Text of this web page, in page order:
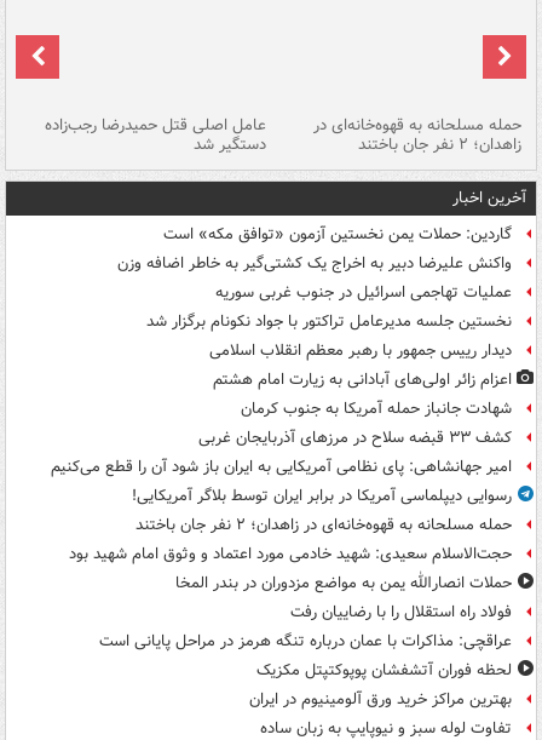
حمله مسلحانه به قهوه‌خانه‌ای در
زاهدان؛ ۲ نفر جان باختند
عامل اصلی قتل حمیدرضا رجب‌زاده
دستگیر شد
آخرین اخبار
گاردین: حملات یمن نخستین آزمون «توافق مکه» است
واکنش علیرضا دبیر به اخراج یک کشتی‌گیر به خاطر اضافه وزن
عملیات تهاجمی اسرائیل در جنوب غربی سوریه
نخستین جلسه مدیرعامل تراکتور با جواد نکونام برگزار شد
دیدار رییس جمهور با رهبر معظم انقلاب اسلامی
اعزام زائر اولی‌های آبادانی به زیارت امام هشتم
شهادت جانباز حمله آمریکا به جنوب کرمان
کشف ۳۳ قبضه سلاح در مرزهای آذربایجان غربی
امیر جهانشاهی: پای نظامی آمریکایی به ایران باز شود آن را قطع می‌کنیم
رسوایی دیپلماسی آمریکا در برابر ایران توسط بلاگر آمریکایی!
حمله مسلحانه به قهوه‌خانه‌ای در زاهدان؛ ۲ نفر جان باختند
حجت‌الاسلام سعیدی: شهید خادمی مورد اعتماد و وثوق امام شهید بود
حملات انصارالله یمن به مواضع مزدوران در بندر المخا
فولاد راه استقلال را با رضاییان رفت
عراقچی: مذاکرات با عمان درباره تنگه هرمز در مراحل پایانی است
لحظه فوران آتشفشان پوپوکتپتل مکزیک
بهترین مراکز خرید ورق آلومینیوم در ایران
تفاوت لوله سبز و نیوپایپ به زبان ساده